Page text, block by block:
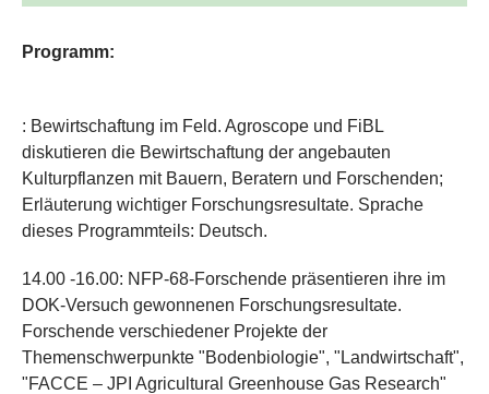
​Programm:
: Bewirtschaftung im Feld. Agroscope und FiBL
diskutieren die Bewirtschaftung der angebauten
Kulturpflanzen mit Bauern, Beratern und Forschenden;
Erläuterung wichtiger Forschungsresultate. Sprache
dieses Programmteils: Deutsch.
14.00 -16.00: NFP-68-Forschende präsentieren ihre im
DOK-Versuch gewonnenen Forschungsresultate.
Forschende verschiedener Projekte der
Themenschwerpunkte "Bodenbiologie", "Landwirtschaft",
"FACCE – JPI Agricultural Greenhouse Gas Research"